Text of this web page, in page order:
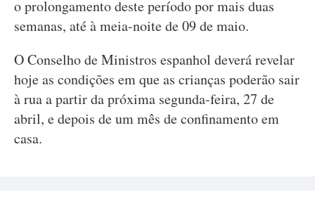
o prolongamento deste período por mais duas
semanas, até à meia-noite de 09 de maio.
O Conselho de Ministros espanhol deverá revelar
hoje as condições em que as crianças poderão sair
à rua a partir da próxima segunda-feira, 27 de
abril, e depois de um mês de confinamento em
casa.